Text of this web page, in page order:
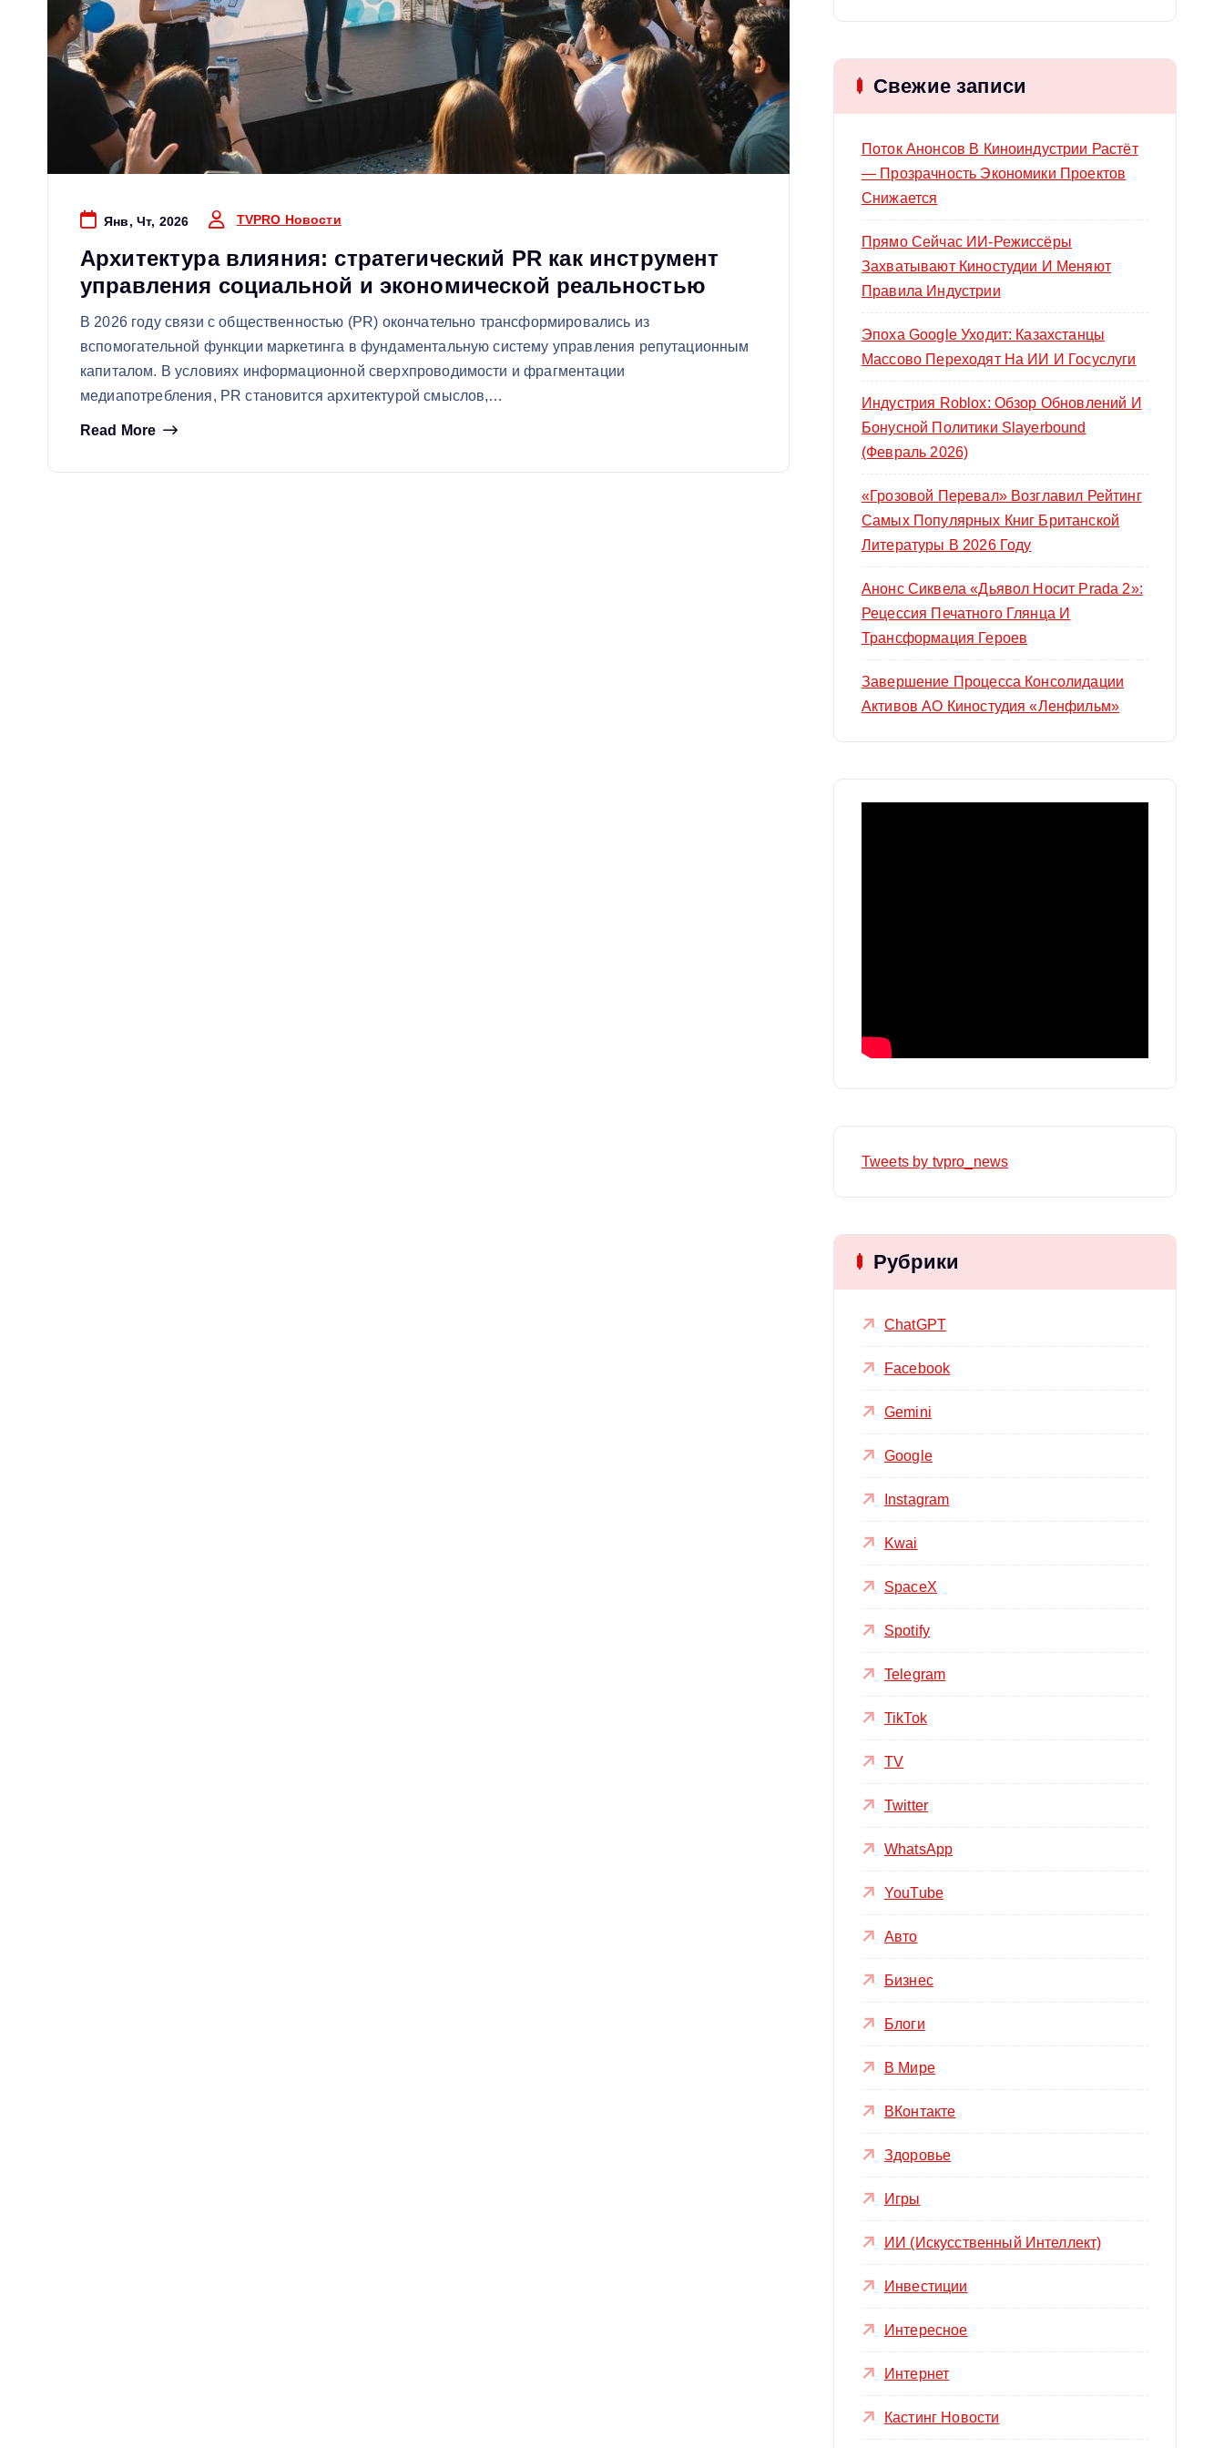
Янв, Чт, 2026 TVPRO Новости
Архитектура влияния: стратегический PR как инструмент
управления социальной и экономической реальностью
В 2026 году связи с общественностью (PR) окончательно трансформировались из
вспомогательной функции маркетинга в фундаментальную систему управления репутационным
капиталом. В условиях информационной сверхпроводимости и фрагментации
медиапотребления, PR становится архитектурой смыслов,…
Read More
и
:
Свежие записи
Поток Анонсов В Киноиндустрии Растёт
— Прозрачность Экономики Проектов
Снижается
Прямо Сейчас ИИ-Режиссёры
Захватывают Киностудии И Меняют
Правила Индустрии
Эпоха Google Уходит: Казахстанцы
Массово Переходят На ИИ И Госуслуги
Индустрия Roblox: Обзор Обновлений И
Бонусной Политики Slayerbound
(февраль 2026)
«Грозовой Перевал» Возглавил Рейтинг
Самых Популярных Книг Британской
Литературы В 2026 Году
Анонс Сиквела «Дьявол Носит Prada 2»:
Рецессия Печатного Глянца И
Трансформация Героев
Завершение Процесса Консолидации
Активов АО Киностудия «Ленфильм»
Tweets by tvpro_news
Рубрики
ChatGPT
Facebook
Gemini
Google
Instagram
Kwai
SpaceX
Spotify
Telegram
TikTok
TV
Twitter
WhatsApp
YouTube
Авто
Бизнес
Блоги
В Мире
ВКонтакте
Здоровье
Игры
ИИ (Искусственный Интеллект)
Инвестиции
Интересное
Интернет
Кастинг Новости